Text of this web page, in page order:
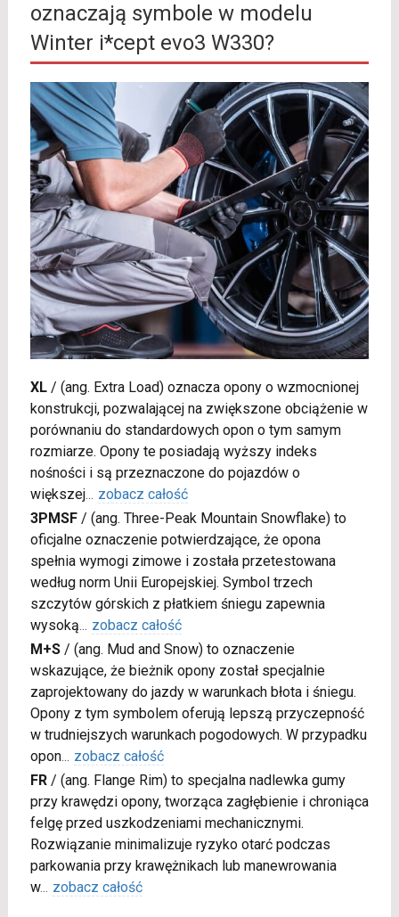
oznaczają symbole w modelu
Winter i*cept evo3 W330?
XL/ (ang. Extra Load) oznacza opony o wzmocnionej
konstrukcji, pozwalającej na zwiększone obciążenie w
porównaniu do standardowych opon o tym samym
rozmiarze. Opony te posiadają wyższy indeks
nośności i są przeznaczone do pojazdów o
większej... zobacz całość
3PMSF/ (ang. Three-Peak Mountain Snowflake) to
oficjalne oznaczenie potwierdzające, że opona
spełnia wymogi zimowe i została przetestowana
według norm Unii Europejskiej. Symbol trzech
szczytów górskich z płatkiem śniegu zapewnia
wysoką... zobacz całość
M+S/ (ang. Mud and Snow) to oznaczenie
wskazujące, że bieżnik opony został specjalnie
zaprojektowany do jazdy w warunkach błota i śniegu.
Opony z tym symbolem oferują lepszą przyczepność
w trudniejszych warunkach pogodowych. W przypadku
opon... zobacz całość
FR/ (ang. Flange Rim) to specjalna nadlewka gumy
przy krawędzi opony, tworząca zagłębienie i chroniąca
felgę przed uszkodzeniami mechanicznymi.
Rozwiązanie minimalizuje ryzyko otarć podczas
parkowania przy krawężnikach lub manewrowania
w... zobacz całość